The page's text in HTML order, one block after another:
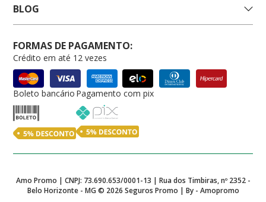
BLOG
FORMAS DE PAGAMENTO:
Crédito em até 12 vezes
Boleto bancário Pagamento com pix
Amo Promo | CNPJ: 73.690.653/0001-13 | Rua dos Timbiras, nº 2352 -
Belo Horizonte - MG © 2026 Seguros Promo | By - Amopromo